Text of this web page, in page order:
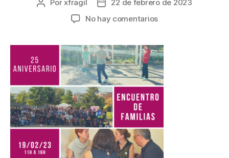
Porxfragil
22 de febrero de 2023
No hay comentarios